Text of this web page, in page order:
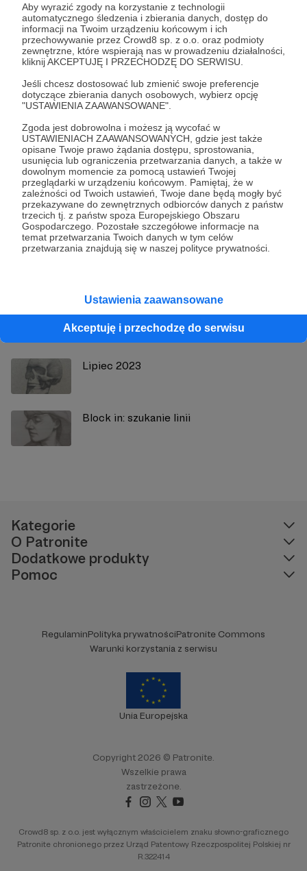
Aby wyrazić zgody na korzystanie z technologii
automatycznego śledzenia i zbierania danych, dostęp do
informacji na Twoim urządzeniu końcowym i ich
przechowywanie przez Crowd8 sp. z o.o. oraz podmioty
zewnętrzne, które wspierają nas w prowadzeniu działalności,
kliknij AKCEPTUJĘ I PRZECHODZĘ DO SERWISU.
Jeśli chcesz dostosować lub zmienić swoje preferencje
dotyczące zbierania danych osobowych, wybierz opcję
"USTAWIENIA ZAAWANSOWANE".
Zgoda jest dobrowolna i możesz ją wycofać w
USTAWIENIACH ZAAWANSOWANYCH, gdzie jest także
opisane Twoje prawo żądania dostępu, sprostowania,
usunięcia lub ograniczenia przetwarzania danych, a także w
dowolnym momencie za pomocą ustawień Twojej
przeglądarki w urządzeniu końcowym. Pamiętaj, że w
zależności od Twoich ustawień, Twoje dane będą mogły być
przekazywane do zewnętrznych odbiorców danych z państw
trzecich tj. z państw spoza Europejskiego Obszaru
Gospodarczego. Pozostałe szczegółowe informacje na
temat przetwarzania Twoich danych w tym celów
przetwarzania znajdują się w naszej polityce prywatności.
Ustawienia zaawansowane
Akceptuję i przechodzę do serwisu
block-in
Udostępnij
Aleksandra Wojtera
Zobacz profil autora
Maj 2023
Lipiec 2023
Block in: szukanie linii
Kategorie
O Patronite
Dodatkowe produkty
Pomoc
RegulaminPolityka prywatnościPatronite Commons
Warunki korzystania z serwisu
Unia Europejska
Copyright 2026 © Patronite.
Wszelkie prawa
zastrzeżone.
Crowd8 sp. z o.o. jest wyłącznym właścicielem znaku słowno-graficznego
Patronite chronionego przez Urząd Patentowy Rzeczpospolitej Polskiej nr
R.322414